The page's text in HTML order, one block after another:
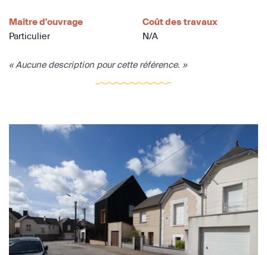
Maître d'ouvrage
Particulier
Coût des travaux
N/A
« Aucune description pour cette référence. »